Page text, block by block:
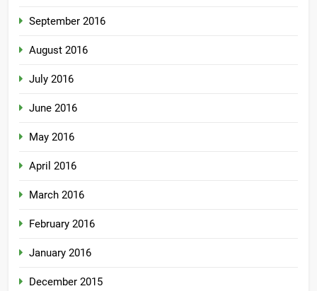
September 2016
August 2016
July 2016
June 2016
May 2016
April 2016
March 2016
February 2016
January 2016
December 2015